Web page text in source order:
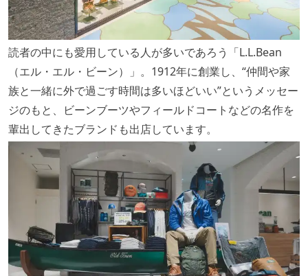
読者の中にも愛用している人が多いであろう「L.L.Bean
（エル・エル・ビーン）」。1912年に創業し、“仲間や家
族と一緒に外で過ごす時間は多いほどいい”というメッセー
ジのもと、ビーンブーツやフィールドコートなどの名作を
輩出してきたブランドも出店しています。